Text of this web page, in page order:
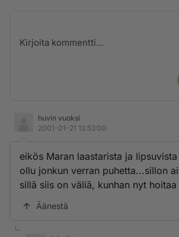
huvin vuoksi
2001-01-21 12:53:00
eikös Maran laastarista ja
ollu jonkun verran puhetta...sillon
sillä siis on väliä, kunhan nyt
Äänestä